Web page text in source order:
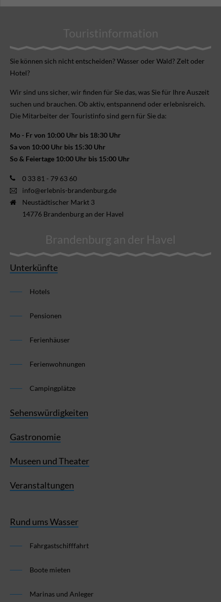
Touristinformation
Sie können sich nicht ent­scheiden? Wasser oder Wald? Zelt oder
Hotel?
Wir sind uns sicher, wir finden für Sie das, was Sie für Ihre Aus­zeit
suchen und brauchen. Ob aktiv, ent­spannend oder erlebnis­reich.
Die Mitarbeiter der Touristinfo sind gern für Sie da:
Mo - Fr von 10:00 Uhr bis 18:30 Uhr
Sa von 10:00 Uhr bis 15:30 Uhr
So & Feiertage 10:00 Uhr bis 15:00 Uhr
0 33 81 - 79 63 60
info@erlebnis-brandenburg.de
Neustädtischer Markt 3
14776 Brandenburg an der Havel
Brandenburg an der Havel
Unterkünfte
Hotels
Pensionen
Ferienhäuser
Ferienwohnungen
Campingplätze
Sehenswürdigkeiten
Gastronomie
Museen und Theater
Veranstaltungen
Rund ums Wasser
Fahrgastschifffahrt
Boote mieten
Marinas und Anleger